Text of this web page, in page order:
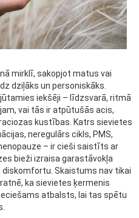
mirklī, sakopjot matus vai
dziļāks un personiskāks.
iekšēji – līdzsvarā, ritmā
vai tās ir atpūtušās acis,
kustības. Katrs sievietes
neregulārs cikls, PMS,
– ir cieši saistīts ar
bieži izraisa garastāvokļa
Skaistums nav tikai
ka sievietes ķermenis
atbalsts, lai tas spētu